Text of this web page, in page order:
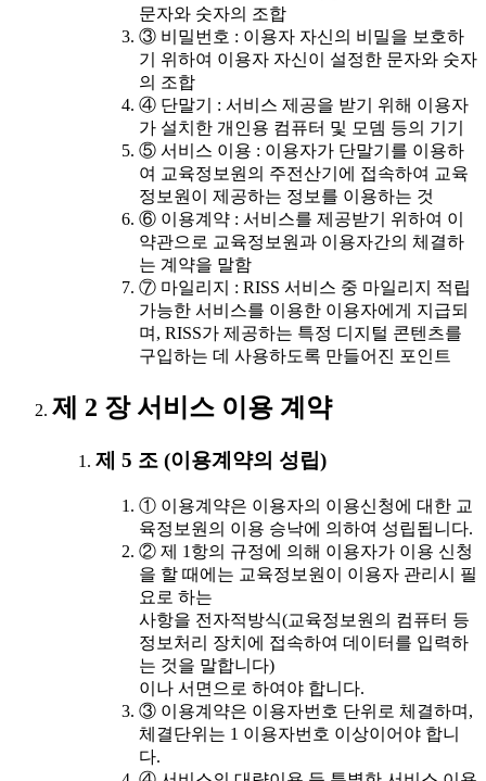
문자와 숫자의 조합
③ 비밀번호 : 이용자 자신의 비밀을 보호하
기 위하여 이용자 자신이 설정한 문자와 숫자
의 조합
④ 단말기 : 서비스 제공을 받기 위해 이용자
가 설치한 개인용 컴퓨터 및 모뎀 등의 기기
⑤ 서비스 이용 : 이용자가 단말기를 이용하
여 교육정보원의 주전산기에 접속하여 교육
정보원이 제공하는 정보를 이용하는 것
⑥ 이용계약 : 서비스를 제공받기 위하여 이
약관으로 교육정보원과 이용자간의 체결하
는 계약을 말함
⑦ 마일리지 : RISS 서비스 중 마일리지 적립
가능한 서비스를 이용한 이용자에게 지급되
며, RISS가 제공하는 특정 디지털 콘텐츠를
구입하는 데 사용하도록 만들어진 포인트
제 2 장 서비스 이용 계약
제 5 조 (이용계약의 성립)
① 이용계약은 이용자의 이용신청에 대한 교
육정보원의 이용 승낙에 의하여 성립됩니다.
② 제 1항의 규정에 의해 이용자가 이용 신청
을 할 때에는 교육정보원이 이용자 관리시 필
요로 하는
사항을 전자적방식(교육정보원의 컴퓨터 등
정보처리 장치에 접속하여 데이터를 입력하
는 것을 말합니다)
이나 서면으로 하여야 합니다.
③ 이용계약은 이용자번호 단위로 체결하며,
체결단위는 1 이용자번호 이상이어야 합니
다.